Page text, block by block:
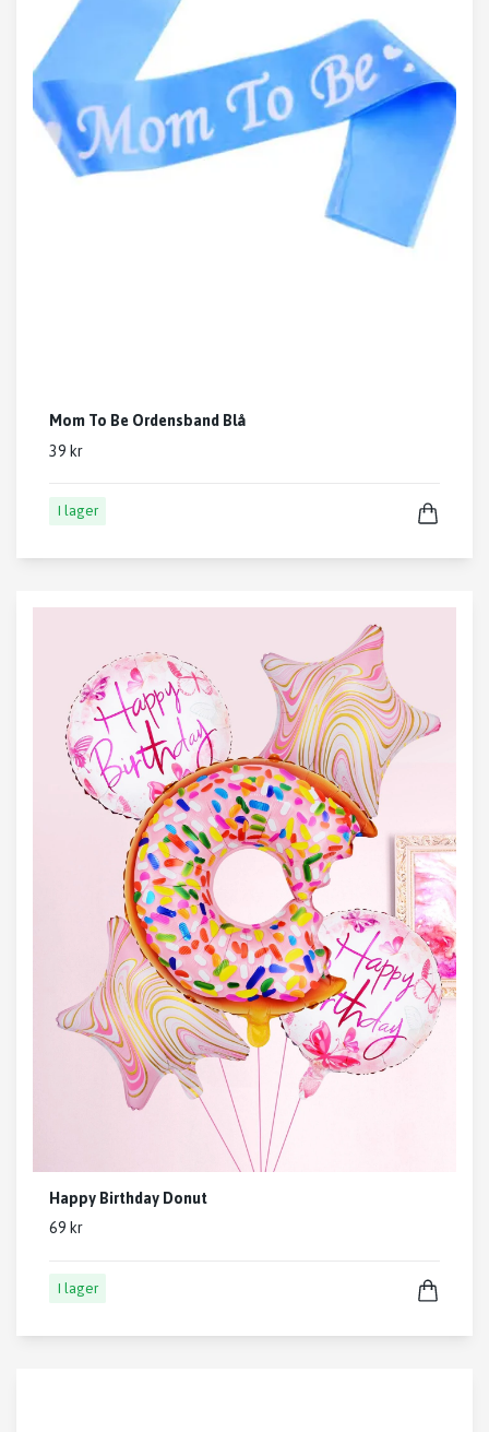
Mom To Be Ordensband Blå
39 kr
I lager
Happy Birthday Donut
69 kr
I lager